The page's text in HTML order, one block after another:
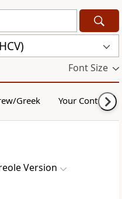
Font Size
Greek Your Content
Version